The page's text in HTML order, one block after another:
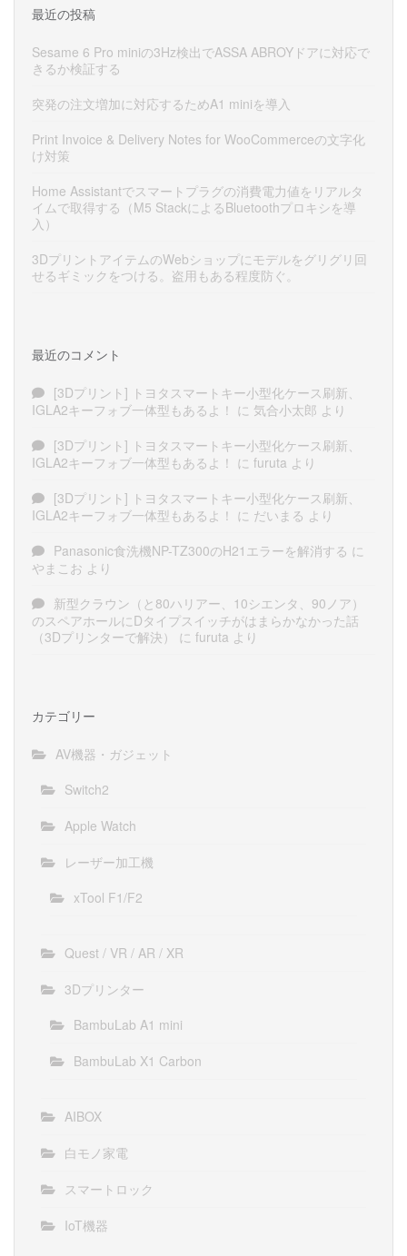
最近の投稿
Sesame 6 Pro miniの3Hz検出でASSA ABROYドアに対応で
きるか検証する
突発の注文増加に対応するためA1 miniを導入
Print Invoice & Delivery Notes for WooCommerceの文字化
け対策
Home Assistantでスマートプラグの消費電力値をリアルタ
イムで取得する（M5 StackによるBluetoothプロキシを導
入）
3DプリントアイテムのWebショップにモデルをグリグリ回
せるギミックをつける。盗用もある程度防ぐ。
最近のコメント
[3Dプリント] トヨタスマートキー小型化ケース刷新、
IGLA2キーフォブ一体型もあるよ！ に 気合小太郎 より
[3Dプリント] トヨタスマートキー小型化ケース刷新、
IGLA2キーフォブ一体型もあるよ！ に furuta より
[3Dプリント] トヨタスマートキー小型化ケース刷新、
IGLA2キーフォブ一体型もあるよ！ に だいまる より
Panasonic食洗機NP-TZ300のH21エラーを解消する に
やまこお より
新型クラウン（と80ハリアー、10シエンタ、90ノア）
のスペアホールにDタイプスイッチがはまらかなかった話
（3Dプリンターで解決）
に furuta より
カテゴリー
AV機器・ガジェット
Switch2
Apple Watch
レーザー加工機
xTool F1/F2
Quest / VR / AR / XR
3Dプリンター
BambuLab A1 mini
BambuLab X1 Carbon
AIBOX
白モノ家電
スマートロック
IoT機器